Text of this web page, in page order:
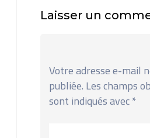
Laisser un
Votre adresse e-mail
publiée.Les champs
sont indiqués avec*